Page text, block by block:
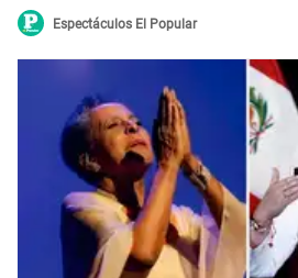
Espectáculos El Popular